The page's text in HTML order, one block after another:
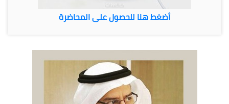
أضغط هنا للحصول على المحاضرة